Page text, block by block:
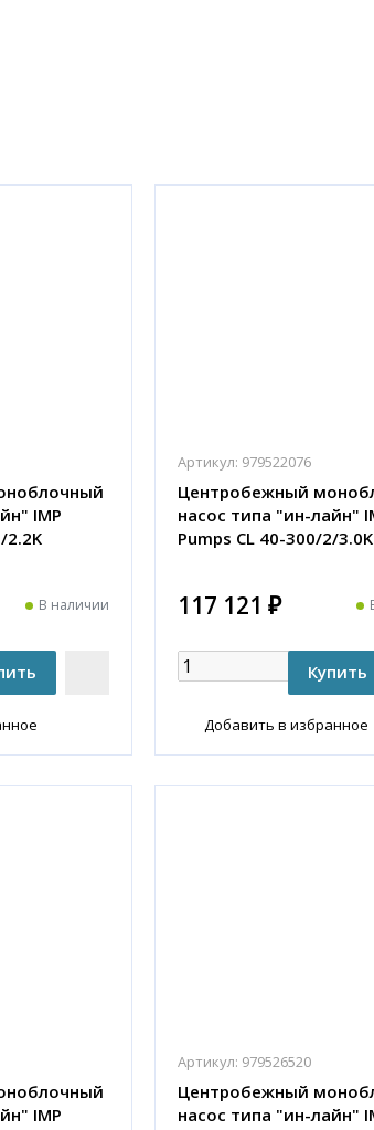
IMP
2.2K
В наличии
Артикул: 979522076
Центробежный
насос типа "ин-лайн"
Pumps CL 40-300/2/3.0K
117 121 ₽
Добавить в избранное
IMP
Артикул: 979526520
Центробежный
насос типа "ин-лайн"